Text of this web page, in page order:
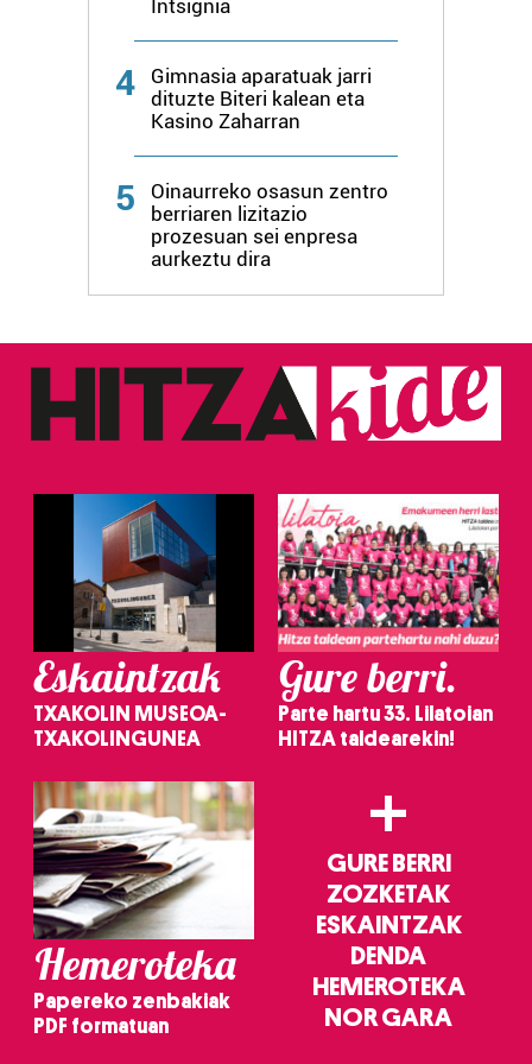
Intsignia
4
Gimnasia aparatuak jarri
dituzte Biteri kalean eta
Kasino Zaharran
5
Oinaurreko osasun zentro
berriaren lizitazio
prozesuan sei enpresa
aurkeztu dira
Eskaintzak
TXAKOLIN MUSEOA-
TXAKOLINGUNEA
Gure berri.
Parte hartu 33. Lilatoian
HITZA taldearekin!
Hemeroteka
Papereko zenbakiak
PDF formatuan
+
GURE BERRI
ZOZKETAK
ESKAINTZAK
DENDA
HEMEROTEKA
NOR GARA